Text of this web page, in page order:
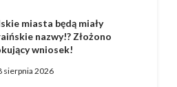
miasta będą miały
nazwy!? Złożono
wniosek!
sierpnia 2026